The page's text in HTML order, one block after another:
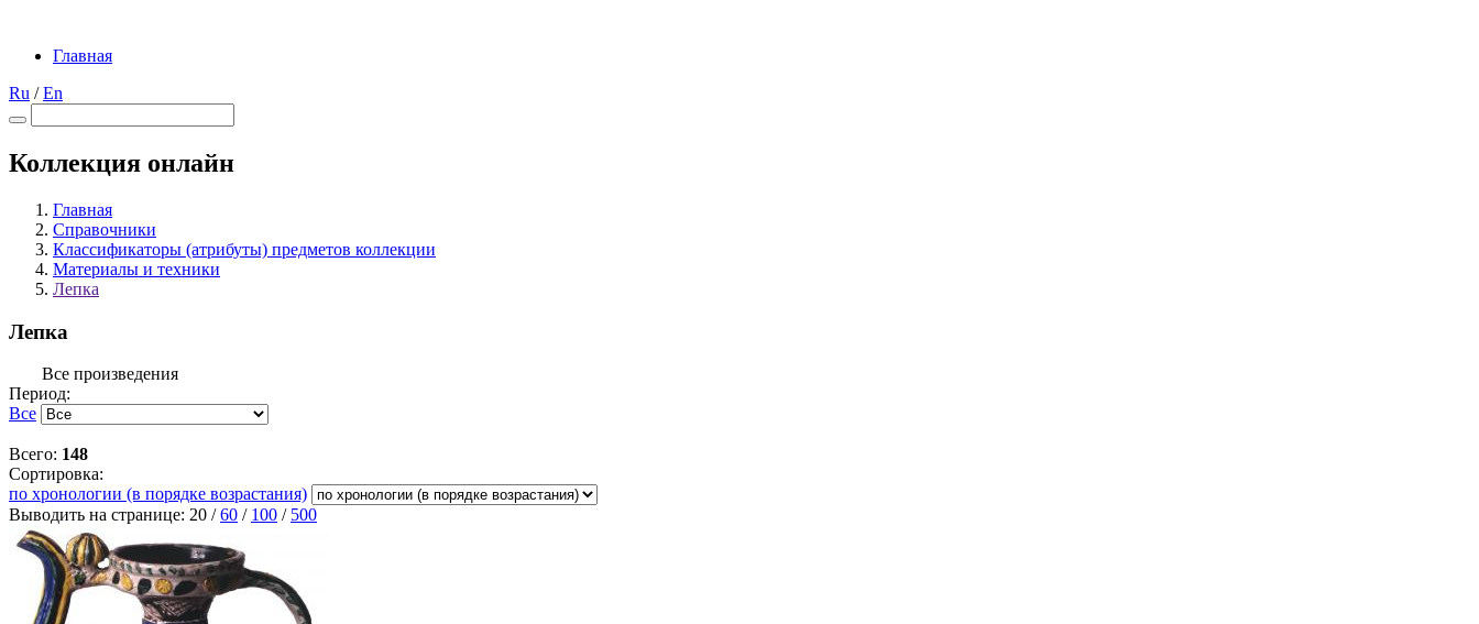
Главная
Ru /En
Коллекция онлайн
Главная
Справочники
Классификаторы (атрибуты) предметов коллекции
Материалы и техники
Лепка
Лепка
Все произведения
Период:
Все
Всего: 148
Сортировка:
по хронологии (в порядке возрастания)
Выводить на странице: 20 /60 / 100 / 500